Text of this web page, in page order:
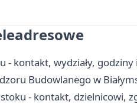
- kontakt, wydziały, godziny
Budowlanego w
- kontakt, dzielnicowi,